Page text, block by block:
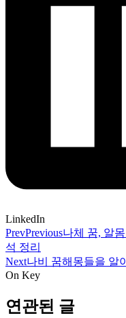
LinkedIn
PrevPrevious나체 꿈, 알
석 정리
Next나비 꿈해몽들을 알
On Key
연관된 글